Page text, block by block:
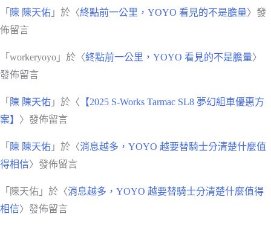
「 陳 陳天佑 」於〈終點前一公里，YOYO 看見的不是膽量〉發
佈留言
「 workeryoyo 」於〈終點前一公里，YOYO 看見的不是膽量〉
發佈留言
「 陳 陳天佑 」於〈
【2025 S-Works Tarmac SL8 夢幻組車優惠方
案】
〉發佈留言
「 陳 陳天佑 」於〈消息越多，YOYO 越要替騎士分清楚什麼值
得相信〉發佈留言
「 陳天佑 」於〈消息越多，YOYO 越要替騎士分清楚什麼值得
相信〉發佈留言